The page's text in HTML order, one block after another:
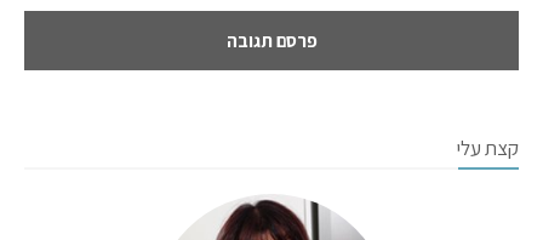
קצת עלי